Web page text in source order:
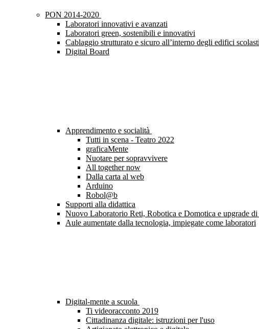
PON 2014-2020
Laboratori innovativi e avanzati
Laboratori green, sostenibili e innovativi
Cablaggio strutturato e sicuro all’interno degli edifici
Digital Board
Apprendimento e socialità
Tutti in scena - Teatro 2022
graficaMente
Nuotare per sopravvivere
All together now
Dalla carta al web
Arduino
Robol@b
Supporti alla didattica
Nuovo Laboratorio Reti, Robotica e Domotica e upgrade
Aule aumentate dalla tecnologia, impiegate come laboratori
Digital-mente a scuola
Ti videoracconto 2019
Cittadinanza digitale: istruzioni per l'uso